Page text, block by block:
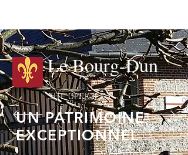
Le Bourg-Dun
SITE OFFICIEL
UN PATRIMOINE
EXCEPTIONNEL